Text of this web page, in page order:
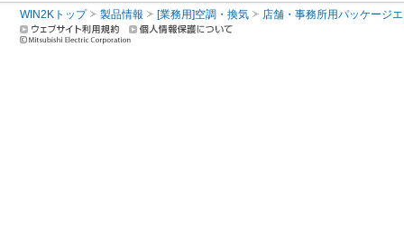
WIN2Kトップ 製品情報 [業務用]空調・換気 店舗・事務所用パッケージ